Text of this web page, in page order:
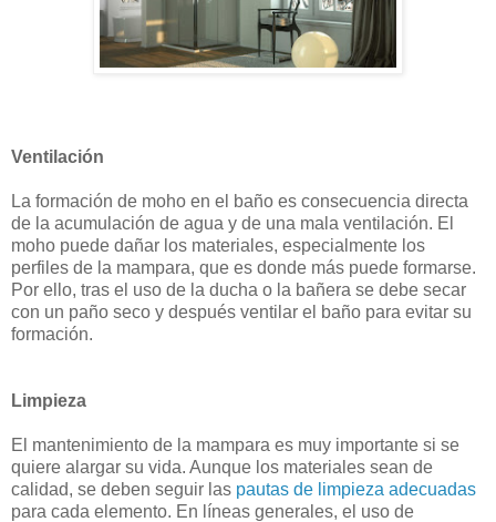
Ventilación
La formación de moho en el baño es consecuencia directa
de la acumulación de agua y de una mala ventilación. El
moho puede dañar los materiales, especialmente los
perfiles de la mampara, que es donde más puede formarse.
Por ello, tras el uso de la ducha o la bañera se debe secar
con un paño seco y después ventilar el baño para evitar su
formación.
Limpieza
El mantenimiento de la mampara es muy importante si se
quiere alargar su vida. Aunque los materiales sean de
calidad, se deben seguir las pautas de limpieza adecuadas
para cada elemento. En líneas generales, el uso de